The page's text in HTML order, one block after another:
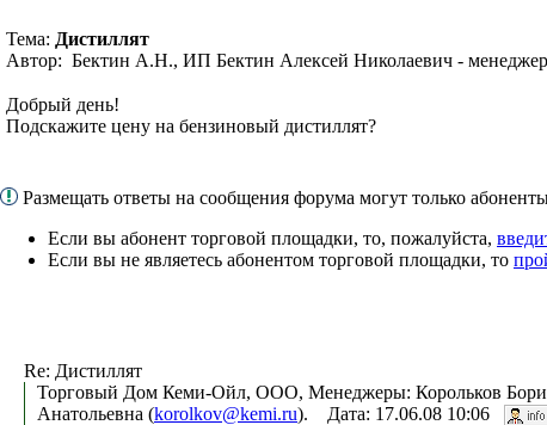
Тема: Дистиллят
Автор: Бектин А.Н., ИП Бектин Алексей Николаевич -
Добрый день!
Подскажите цену на бензиновый дистиллят?
Размещать ответы на сообщения форума могут только
Если вы абонент торговой площадки, то, пожалуйста,
Если вы не являетесь абонентом торговой площадки, то
Re: Дистиллят
Торговый Дом Кеми-Ойл, ООО, Менеджеры: Корольков
Анатольевна (korolkov@kemi.ru). Дата: 17.06.08 10:06